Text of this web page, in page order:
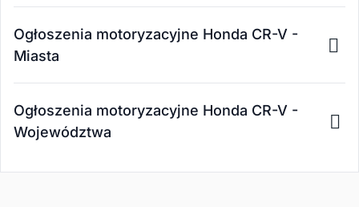
Ogłoszenia motoryzacyjne Honda CR-V -
Miasta
Ogłoszenia motoryzacyjne Honda CR-V -
Województwa